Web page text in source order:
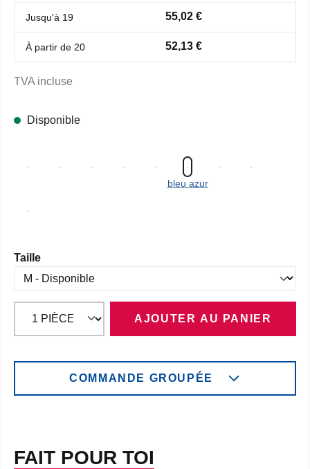
Jusqu'à 19 55,02 €
À partir de 20 52,13 €
TVA incluse
Disponible
bleu azur
Sélectionnez
Taille
AJOUTER AU PANIER
COMMANDE GROUPÉE
FAIT POUR TOI